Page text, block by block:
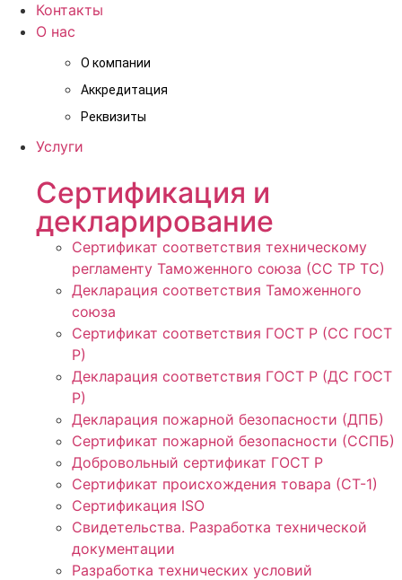
Контакты
О нас
О компании
Аккредитация
Реквизиты
Услуги
Сертификация и
декларирование
Сертификат соответствия техническому
регламенту Таможенного союза (СС ТР ТС)
Декларация соответствия Таможенного
союза
Сертификат соответствия ГОСТ Р (СС ГОСТ
Р)
Декларация соответствия ГОСТ Р (ДС ГОСТ
Р)
Декларация пожарной безопасности (ДПБ)
Сертификат пожарной безопасности (ССПБ)
Добровольный сертификат ГОСТ Р
Сертификат происхождения товара (СТ-1)
Сертификация ISO
Свидетельства. Разработка технической
документации
Разработка технических условий